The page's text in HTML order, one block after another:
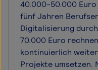
40.000-50.000
fünf Jahren
Digitalisierung
70.000 Euro
kontinuierlich
Projekte umsetzen.